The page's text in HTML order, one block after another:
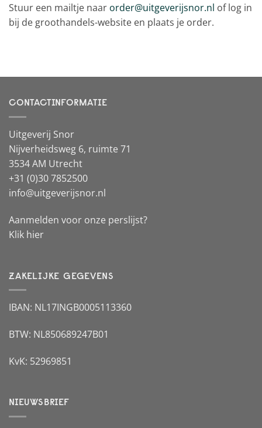
Stuur een mailtje naar order@uitgeverijsnor.nl of log in
bij de groothandels-website en plaats je order.
CONTACTINFORMATIE
Uitgeverij Snor
Nijverheidsweg 6, ruimte 71
3534 AM Utrecht
+31 (0)30 7852500
info@uitgeverijsnor.nl
Aanmelden voor onze perslijst?
Klik hier
ZAKELIJKE GEGEVENS
IBAN: NL17INGB0005113360
BTW: NL850689247B01
KvK: 52969851
NIEUWSBRIEF